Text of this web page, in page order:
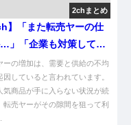
2chまとめ
】「また転売ヤーの仕
」「企業も対策して
に日にヘイトが集ま
売ヤー”は、なぜ日本で
たのか？ ★2 [ぐれ★]
ーの増加は、需要と供給の不均
因していると言われています。
気商品が手に入らない状況が続
転売ヤーがその隙間を狙って利